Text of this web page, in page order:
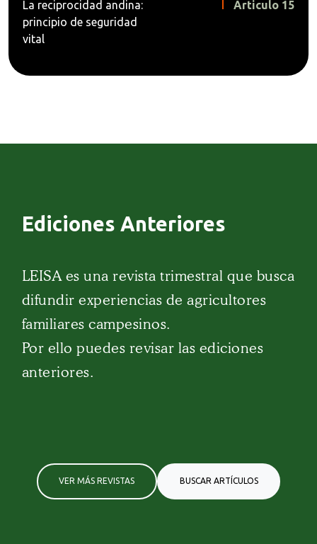
La reciprocidad andina:
principio de seguridad
vital
Articulo 15
Ediciones Anteriores
LEISA es una revista trimestral que busca
difundir experiencias de agricultores
familiares campesinos.
Por ello puedes revisar las ediciones
anteriores.
VER MÁS REVISTAS BUSCAR ARTÍCULOS